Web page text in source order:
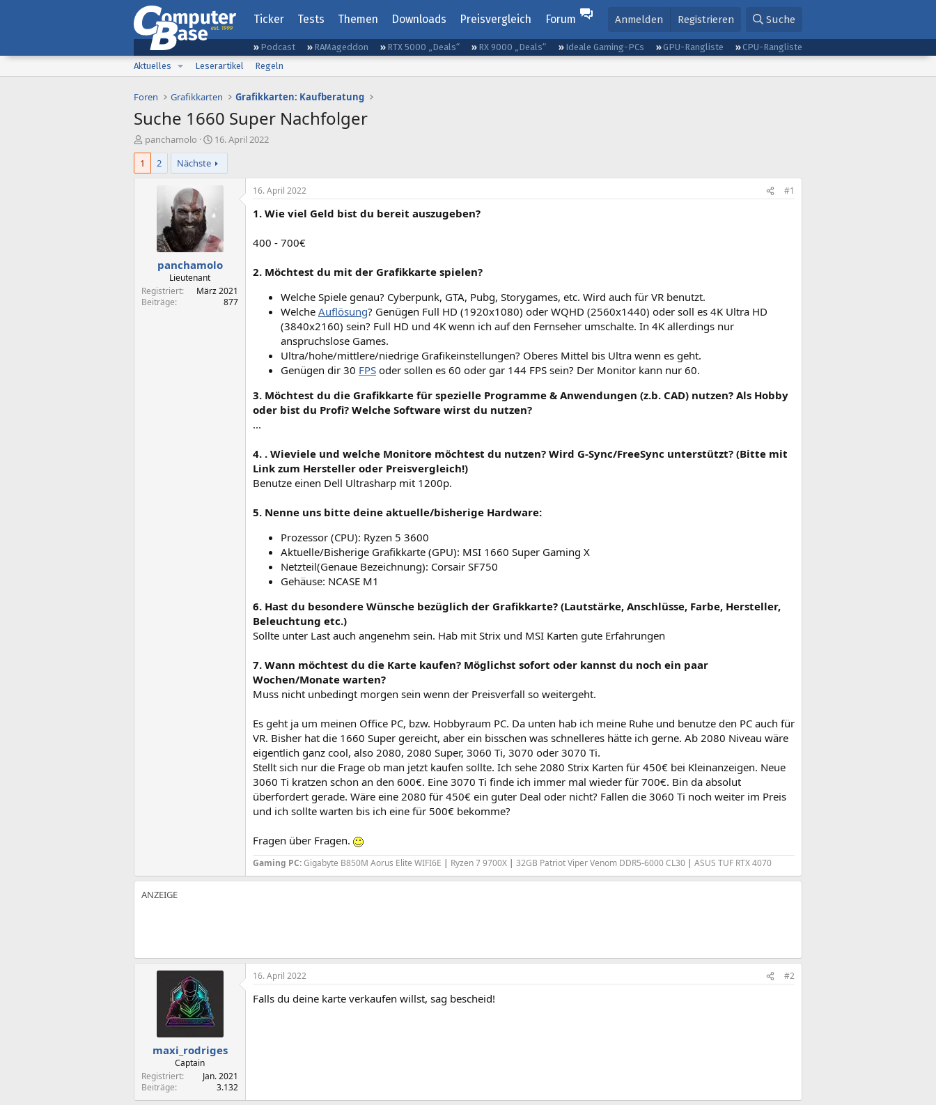
Ticker Tests Themen Downloads Preisvergleich Forum Anmelden Registrieren Suche
Podcast RAMageddon RTX 5000 „Deals“ RX 9000 „Deals“ Ideale Gaming-PCs GPU-Rangliste
CPU-Rangliste
Aktuelles
Leserartikel Regeln
Foren Grafikkarten Grafikkarten: Kaufberatung
Suche 1660 Super Nachfolger
E
r
t
panchamolo
E
r
s
t
l
a
m
16. April 2022
1
2 Nächste
panchamolo
Lieutenant
Registriert
März 2021
Beiträge
877
16. April 2022 #1
1. Wie viel Geld bist du bereit auszugeben?
400 - 700€
2. Möchtest du mit der Grafikkarte spielen?
Welche Spiele genau? Cyberpunk, GTA, Pubg, Storygames, etc. Wird auch für VR benutzt.
Welche Auflösung? Genügen Full HD (1920x1080) oder WQHD (2560x1440) oder soll es 4K Ultra HD
(3840x2160) sein? Full HD und 4K wenn ich auf den Fernseher umschalte. In 4K allerdings nur
anspruchslose Games.
Ultra/hohe/mittlere/niedrige Grafikeinstellungen? Oberes Mittel bis Ultra wenn es geht.
Genügen dir 30 FPS oder sollen es 60 oder gar 144 FPS sein? Der Monitor kann nur 60.
3. Möchtest du die Grafikkarte für spezielle Programme & Anwendungen (z.b. CAD) nutzen? Als Hobby
oder bist du Profi? Welche Software wirst du nutzen?
...
4. . Wieviele und welche Monitore möchtest du nutzen? Wird G-Sync/FreeSync unterstützt? (Bitte mit
Link zum Hersteller oder Preisvergleich!)
Benutze einen Dell Ultrasharp mit 1200p.
5. Nenne uns bitte deine aktuelle/bisherige Hardware:
Prozessor (CPU): Ryzen 5 3600
Aktuelle/Bisherige Grafikkarte (GPU): MSI 1660 Super Gaming X
Netzteil(Genaue Bezeichnung): Corsair SF750
Gehäuse: NCASE M1
6. Hast du besondere Wünsche bezüglich der Grafikkarte? (Lautstärke, Anschlüsse, Farbe, Hersteller,
Beleuchtung etc.)
Sollte unter Last auch angenehm sein. Hab mit Strix und MSI Karten gute Erfahrungen
7. Wann möchtest du die Karte kaufen? Möglichst sofort oder kannst du noch ein paar
Wochen/Monate warten?
Muss nicht unbedingt morgen sein wenn der Preisverfall so weitergeht.
Es geht ja um meinen Office PC, bzw. Hobbyraum PC. Da unten hab ich meine Ruhe und benutze den PC auch für
VR. Bisher hat die 1660 Super gereicht, aber ein bisschen was schnelleres hätte ich gerne. Ab 2080 Niveau wäre
eigentlich ganz cool, also 2080, 2080 Super, 3060 Ti, 3070 oder 3070 Ti.
Stellt sich nur die Frage ob man jetzt kaufen sollte. Ich sehe 2080 Strix Karten für 450€ bei Kleinanzeigen. Neue
3060 Ti kratzen schon an den 600€. Eine 3070 Ti finde ich immer mal wieder für 700€. Bin da absolut
überfordert gerade. Wäre eine 2080 für 450€ ein guter Deal oder nicht? Fallen die 3060 Ti noch weiter im Preis
und ich sollte warten bis ich eine für 500€ bekomme?
Fragen über Fragen.
Gaming PC:Gigabyte B850M Aorus Elite WIFI6E | Ryzen 7 9700X | 32GB Patriot Viper Venom DDR5-6000 CL30 | ASUS TUF RTX 4070
maxi_rodriges
Captain
Registriert
Jan. 2021
Beiträge
3.132
16. April 2022 #2
Falls du deine karte verkaufen willst, sag bescheid!